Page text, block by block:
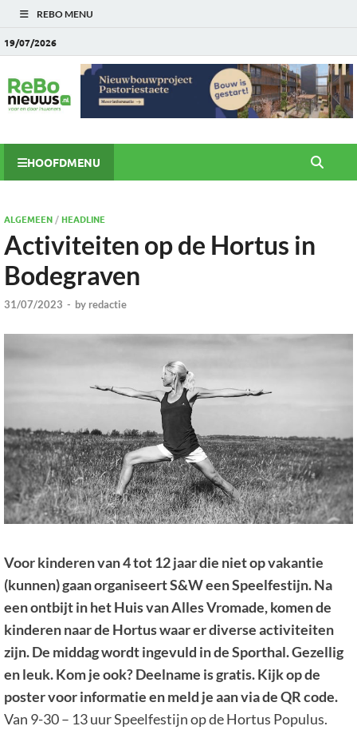
REBO MENU
19/07/2026
HOOFDMENU
ALGEMEEN/ HEADLINE
Activiteiten op de Hortus in
Bodegraven
31/07/2023 - by redactie
Voor kinderen van 4 tot 12 jaar die niet op vakantie
(kunnen) gaan organiseert S&W een Speelfestijn. Na
een ontbijt in het Huis van Alles Vromade, komen de
kinderen naar de Hortus waar er diverse activiteiten
zijn. De middag wordt ingevuld in de Sporthal. Gezellig
en leuk. Kom je ook? Deelname is gratis. Kijk op de
poster voor informatie en meld je aan via de QR code.
Van 9-30 – 13 uur Speelfestijn op de Hortus Populus.